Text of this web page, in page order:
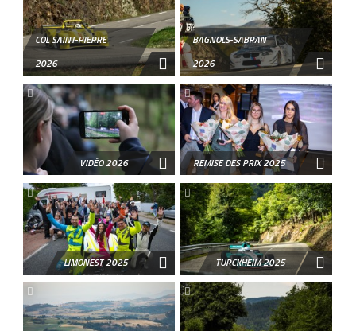
COL SAINT-PIERRE
2026
BAGNOLS-SABRAN
2026
VIDÉO 2026 REMISE DES PRIX 2025
LIMONEST 2025 TURCKHEIM 2025